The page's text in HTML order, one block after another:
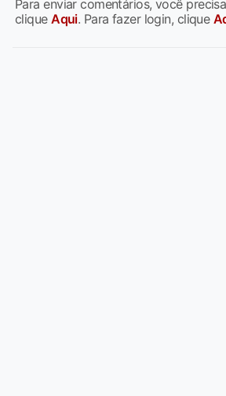
Para enviar comentários, você
cliqueAqui. Para fazer login, clique